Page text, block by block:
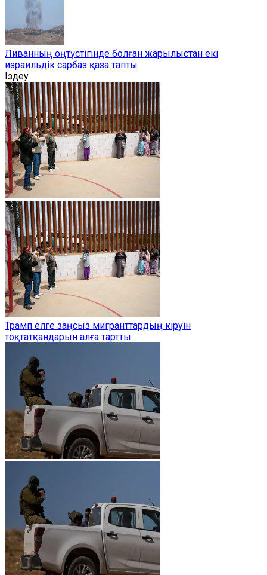
Ливанның оңтүстігінде болған жарылыстан екі
израильдік сарбаз қаза тапты
Іздеу
Трамп елге заңсыз мигранттардың кіруін
тоқтатқандарын алға тартты